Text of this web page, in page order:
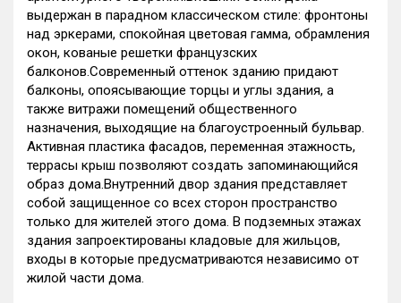
выдержан в парадном классическом стиле: фронтоны
над эркерами, спокойная цветовая гамма, обрамления
окон, кованые решетки французских
балконов.Современный оттенок зданию придают
балконы, опоясывающие торцы и углы здания, а
также витражи помещений общественного
назначения, выходящие на благоустроенный бульвар.
Активная пластика фасадов, переменная этажность,
террасы крыш позволяют создать запоминающийся
образ дома.Внутренний двор здания представляет
собой защищенное со всех сторон пространство
только для жителей этого дома. В подземных этажах
здания запроектированы кладовые для жильцов,
входы в которые предусматриваются независимо от
жилой части дома.